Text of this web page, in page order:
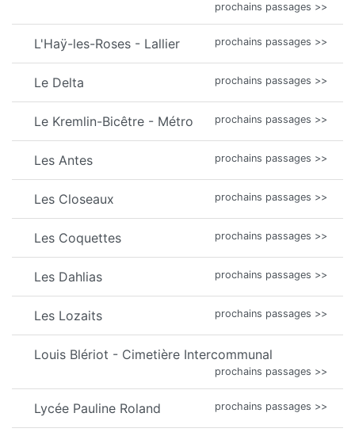
prochains passages >>
L'Haÿ-les-Roses - Lallier prochains passages >>
Le Delta prochains passages >>
Le Kremlin-Bicêtre - Métro prochains passages >>
Les Antes prochains passages >>
Les Closeaux prochains passages >>
Les Coquettes prochains passages >>
Les Dahlias prochains passages >>
Les Lozaits prochains passages >>
Louis Blériot - Cimetière Intercommunal
prochains passages >>
Lycée Pauline Roland prochains passages >>